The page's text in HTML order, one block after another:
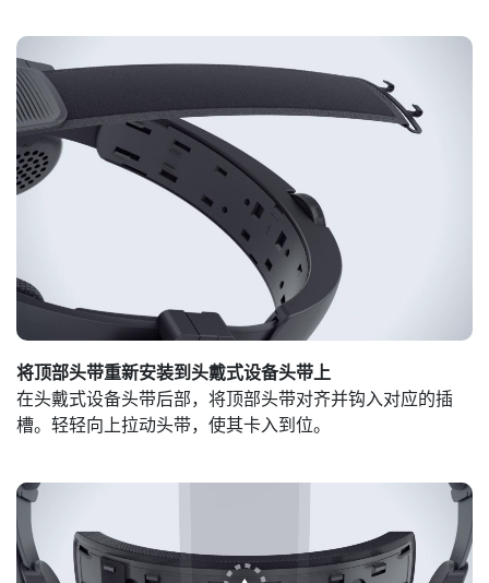
将顶部头带重新安装到头戴式设备头带上
在头戴式设备头带后部，将顶部头带对齐并钩入对应的插
槽。轻轻向上拉动头带，使其卡入到位。